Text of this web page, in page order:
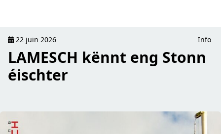
22 juin 2026 Info
LAMESCH kënnt eng Stonn
éischter
read UPDATE: De Virowend Nationalfeierdag mat Cool